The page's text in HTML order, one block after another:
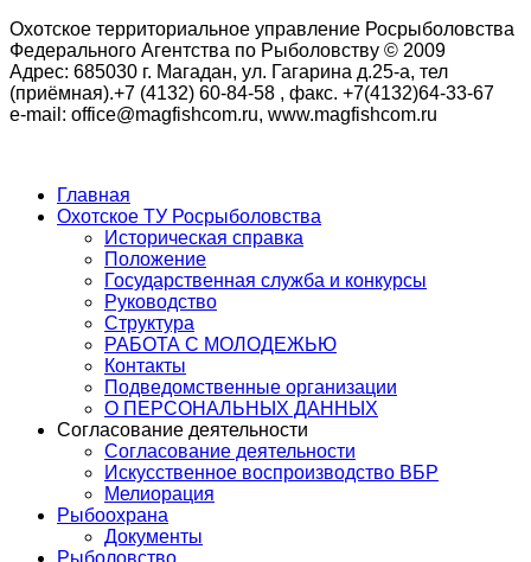
Охотское территориальное управление Росрыболовства
Федерального Агентства по Рыболовству © 2009
Адрес: 685030 г. Магадан, ул. Гагарина д.25-а, тел
(приёмная).+7 (4132) 60-84-58 , факс. +7(4132)64-33-67
e-mail: office@magfishcom.ru, www.magfishcom.ru
Главная
Охотское ТУ Росрыболовства
Историческая справка
Положение
Государственная служба и конкурсы
Руководство
Структура
РАБОТА С МОЛОДЕЖЬЮ
Контакты
Подведомственные организации
О ПЕРСОНАЛЬНЫХ ДАННЫХ
Согласование деятельности
Согласование деятельности
Искусственное воспроизводство ВБР
Мелиорация
Рыбоохрана
Документы
Рыболовство